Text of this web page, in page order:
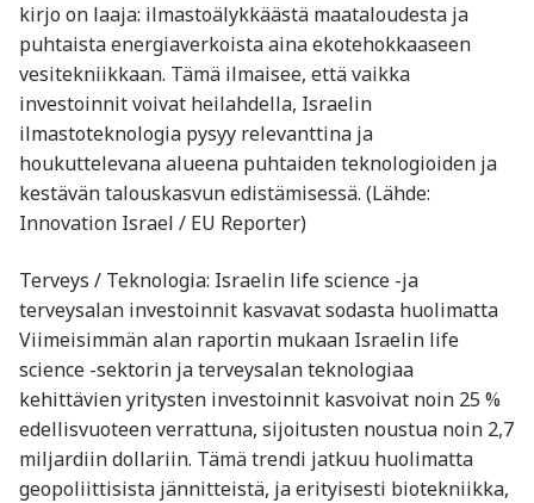
kirjo on laaja: ilmastoälykkäästä maataloudesta ja
puhtaista energiaverkoista aina ekotehokkaaseen
vesitekniikkaan. Tämä ilmaisee, että vaikka
investoinnit voivat heilahdella, Israelin
ilmastoteknologia pysyy relevanttina ja
houkuttelevana alueena puhtaiden teknologioiden ja
kestävän talouskasvun edistämisessä. (Lähde:
Innovation Israel / EU Reporter)
Terveys / Teknologia: Israelin life science -ja
terveysalan investoinnit kasvavat sodasta huolimatta
Viimeisimmän alan raportin mukaan Israelin life
science -sektorin ja terveysalan teknologiaa
kehittävien yritysten investoinnit kasvoivat noin 25 %
edellisvuoteen verrattuna, sijoitusten noustua noin 2,7
miljardiin dollariin. Tämä trendi jatkuu huolimatta
geopoliittisista jännitteistä, ja erityisesti biotekniikka,